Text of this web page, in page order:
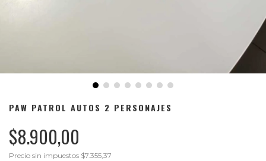
PAW PATROL AUTOS 2 PERSONAJES
$8.900,00
Precio sin impuestos $7.355,37